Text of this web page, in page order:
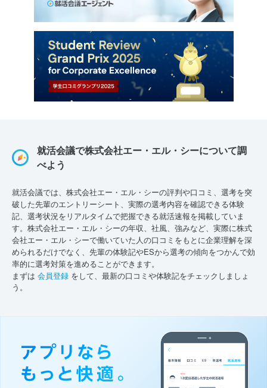
就活会議で株式会社エー・エル・シーについて調
べよう
就活会議では、株式会社エー・エル・シーの評判や口コミ、選考を突
破した先輩のエントリーシート、実際の選考内容を確認できる体験
記、選考状況をリアルタイムで把握できる就活速報を掲載していま
す。株式会社エー・エル・シーの年収、社風、強みなど、実際に株式
会社エー・エル・シーで働いていた人の口コミをもとに企業理解を深
められるだけでなく、先輩の体験記やESから選考の傾向をつかんで効
率的に選考対策を進めることができます。
まずは 会員登録 をして、最新の口コミや体験記をチェックしましょ
う。